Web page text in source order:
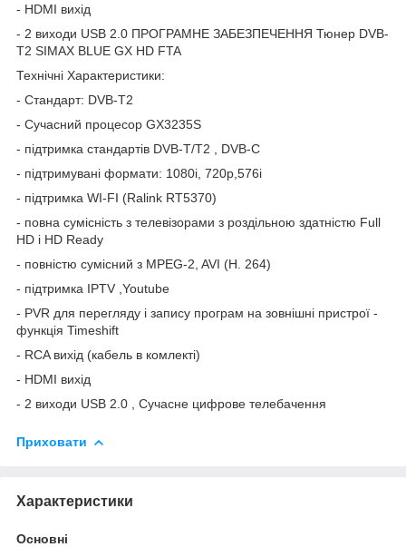
- HDMI вихід
- 2 виходи USB 2.0 ПРОГРАМНЕ ЗАБЕЗПЕЧЕННЯ Тюнер DVB-
T2 SIMAX BLUE GX HD FTA
Технічні Характеристики:
- Стандарт: DVB-T2
- Сучасний процесор GX3235S
- підтримка стандартів DVB-T/T2 , DVB-C
- підтримувані формати: 1080i, 720p,576i
- підтримка WI-FI (Ralink RT5370)
- повна сумісність з телевізорами з роздільною здатністю Full
HD і HD Ready
- повністю сумісний з MPEG-2, AVI (H. 264)
- підтримка IPTV ,Youtube
- PVR для перегляду і запису програм на зовнішні пристрої -
функція Timeshift
- RCA вихід (кабель в комлекті)
- HDMI вихід
- 2 виходи USB 2.0 , Сучасне цифрове телебачення
Приховати
Характеристики
Основні